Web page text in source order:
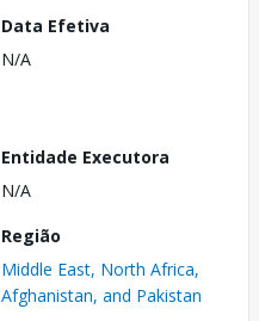
Data Efetiva
N/A
Entidade Executora
N/A
Região
Middle East, North Africa,
Afghanistan, and Pakistan